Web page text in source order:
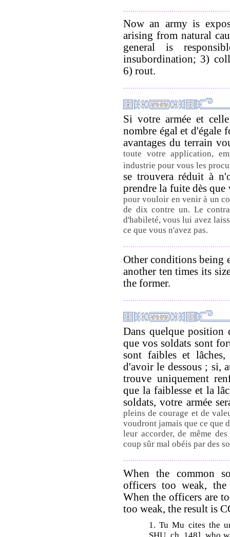
Now an army is
arising from natural
general is
insubordination; 3)
6) rout.
Si votre armée et
nombre égal et d'égale
avantages du terrain
toute votre application,
industrie pour vous les
se trouvera réduit à
prendre la fuite dès
pour vouloir en venir à un
de dix contre un. Le
d'habileté, vous lui avez
ce que vous n'avez pas.
Other conditions being
another ten times its
the former.
Dans quelque position
que vos soldats sont
sont faibles et lâches,
d'avoir le dessous ; si,
trouve uniquement
que la faiblesse et la
soldats, votre armée
pleins de courage et de
voudront jamais que ce que
leur accorder, de même
coup sûr mal obéis par des
When the common
officers too weak,
When the officers are
too weak, the result is
1. Tu Mu cites the